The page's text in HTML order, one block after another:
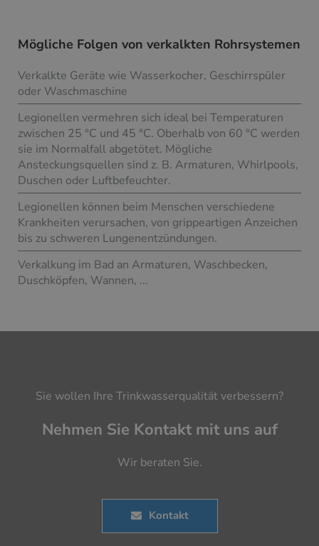
Mögliche Folgen von verkalkten Rohrsystemen
Verkalkte Geräte wie Wasserkocher, Geschirrspüler
oder Waschmaschine
Legionellen vermehren sich ideal bei Temperaturen
zwischen 25 °C und 45 °C. Oberhalb von 60 °C werden
sie im Normalfall abgetötet. Mögliche
Ansteckungsquellen sind z. B. Armaturen, Whirlpools,
Duschen oder Luftbefeuchter.
Legionellen können beim Menschen verschiedene
Krankheiten verursachen, von grippeartigen Anzeichen
bis zu schweren Lungenentzündungen.
Verkalkung im Bad an Armaturen, Waschbecken,
Duschköpfen, Wannen, ...
Sie wollen Ihre Trinkwasserqualität verbessern?
Nehmen Sie Kontakt mit uns auf
Wir beraten Sie.
Kontakt